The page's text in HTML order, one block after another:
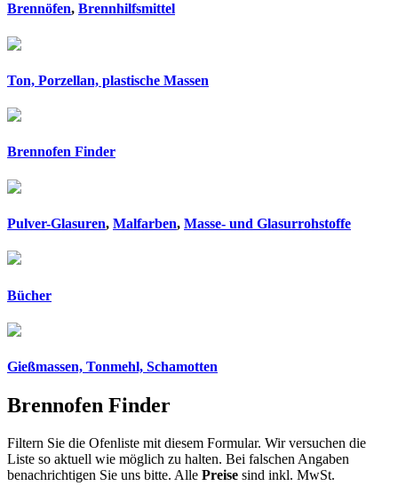
Brennöfen, Brennhilfsmittel
Ton, Porzellan, plastische Massen
Brennofen Finder
Pulver-Glasuren, Malfarben, Masse- und Glasurrohstoffe
Bücher
Gießmassen, Tonmehl, Schamotten
Brennofen Finder
Filtern Sie die Ofenliste mit diesem Formular. Wir versuchen die
Liste so aktuell wie möglich zu halten. Bei falschen Angaben
benachrichtigen Sie uns bitte. Alle Preise sind inkl. MwSt.